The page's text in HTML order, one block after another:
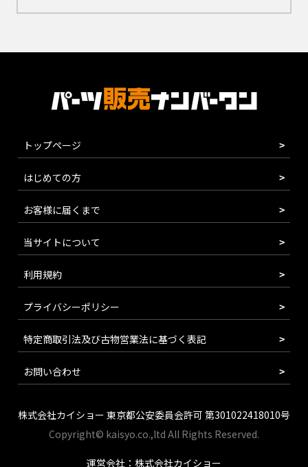
トップページ
はじめての方
お客様に届くまで
当サイトについて
利用規約
プライバシーポリシー
特定商取引法及び古物営業法に基づく表記
お問い合わせ
株式会社カイショー 東京都公安委員会許可 第301022418010号
Copyright© kaisyo.co.,ltd All Rights Reserved.
運営会社：株式会社カイショー